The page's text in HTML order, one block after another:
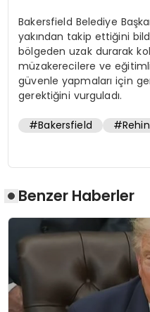
Bakersfield Belediye
yakından takip ettiğini
bölgeden uzak durarak
müzakerecilere ve
güvenle yapmaları için
gerektiğini vurguladı.
#Bakersfield
Benzer Haberler